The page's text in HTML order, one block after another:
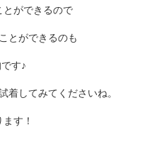
とができるので
とができるのも
す♪
着してみてくださいね。
す！